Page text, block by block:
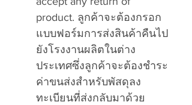
product. ลูกค้าจะต้องกรอก
แบบฟอร์มการส่งสินค้าคืนไป
ยังโรงงานผลิตในต่าง
ประเทศซึ่งลูกค้าจะต้องชำระ
ค่าขนส่งสำหรับพัสดุลง
ทะเบียนที่ส่งกลับมาด้วย